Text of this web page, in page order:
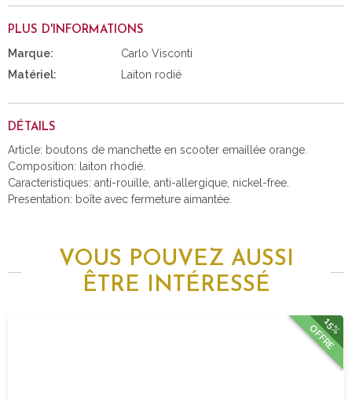
PLUS D'INFORMATIONS
Marque:
Carlo Visconti
Matériel:
Laiton rodié
DÉTAILS
Article: boutons de manchette en scooter emaillée orange.
Composition: laiton rhodié.
Caracteristiques: anti-rouille, anti-allergique, nickel-free.
Presentation: boîte avec fermeture aimantée.
VOUS POUVEZ AUSSI
ÊTRE INTÉRESSÉ
15%
OFFRE